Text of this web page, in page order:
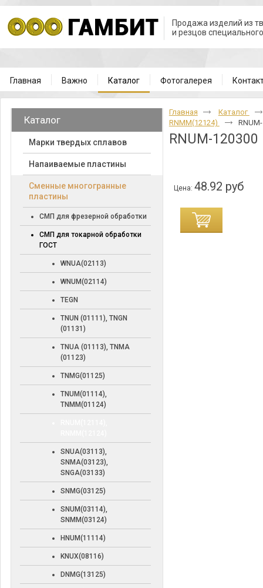
Продажа изделий из
и резцов
Главная Важно Каталог Фотогалерея
Каталог
Марки твердых сплавов
Напаиваемые пластины
Cменные многогранные
пластины
СМП для фрезерной обработки
СМП для токарной обработки
ГОСТ
WNUA(02113)
WNUM(02114)
TEGN
TNUN (01111), TNGN
(01131)
TNUA (01113), TNMA
(01123)
TNMG(01125)
TNUM(01114),
TNMM(01124)
SNUA(03113),
SNMA(03123),
SNGA(03133)
SNMG(03125)
SNUM(03114),
SNMM(03124)
HNUM(11114)
KNUX(08116)
DNMG(13125)
Главная
Каталог
RNMM(12124)
RNUM-120300
Цена:48.92 руб